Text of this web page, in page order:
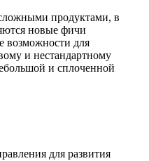
продуктами, в
новые фичи
возможности для
и нестандартному
и сплоченной
для развития